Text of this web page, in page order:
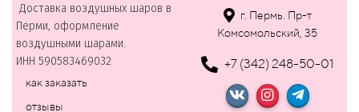
Доставка воздушных шаров в
Перми, оформление
воздушными шарами.
ИНН 590583469032
как заказать
отзывы
г. Пермь. Пр-т
Комсомольский, 35
+7 (342) 248-50-01